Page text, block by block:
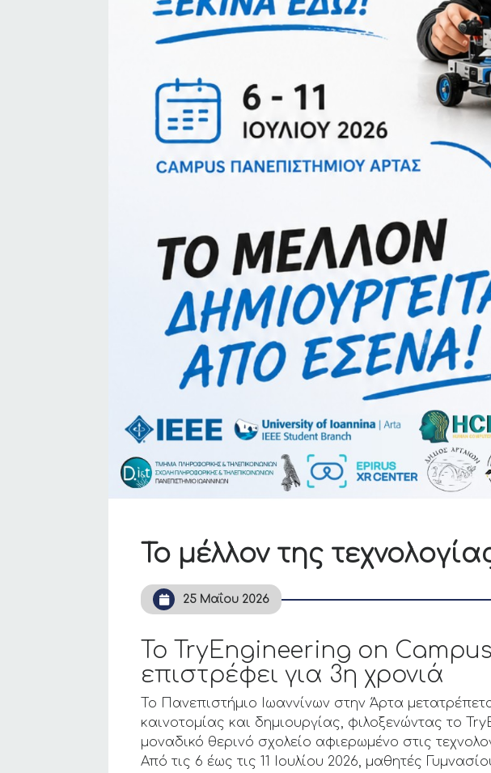
Το μέλλον της
25 Μαΐου 2026
Το TryEngineering on
επιστρέφει για 3η χρονιά
Το Πανεπιστήμιο Ιωαννίνων στην Άρτα
καινοτομίας και δημιουργίας, φιλοξενώντας το
μοναδικό θερινό σχολείο αφιερωμένο στις
Από τις 6 έως τις 11 Ιουλίου 2026, μαθητές